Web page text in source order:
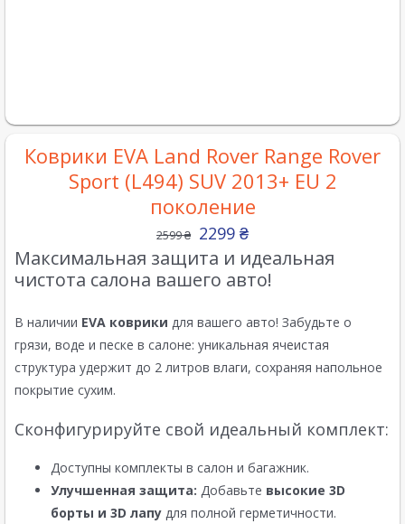
Коврики EVA Land Rover Range Rover
Sport (L494) SUV 2013+ EU 2
поколение
2599₴ 2299 ₴
Максимальная защита и идеальная
чистота салона вашего авто!
В наличии EVA коврики для вашего авто! Забудьте о
грязи, воде и песке в салоне: уникальная ячеистая
структура удержит до 2 литров влаги, сохраняя напольное
покрытие сухим.
Сконфигурируйте свой идеальный комплект:
Доступны комплекты в салон и багажник.
Улучшенная защита: Добавьте высокие 3D
борты и 3D лапу для полной герметичности.